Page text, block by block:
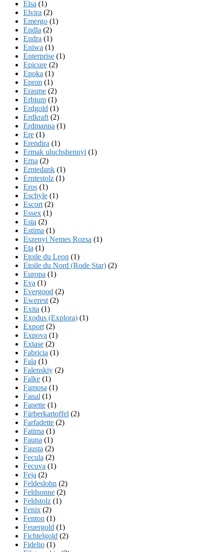
Elsa (1)
Elvira (2)
Emergo (1)
Endla (2)
Endra (1)
Eniwa (1)
Enterprise (1)
Epicure (2)
Epoka (1)
Epron (1)
Erasme (2)
Erbium (1)
Erdgold (1)
Erdkraft (2)
Erdmanna (1)
Ere (1)
Erendira (1)
Ermak uluchshennyi (1)
Erna (2)
Erntedank (1)
Erntestolz (1)
Eros (1)
Eschyle (1)
Escort (2)
Essex (1)
Esta (2)
Estima (1)
Eszenyi Nemes Rozsa (1)
Eta (1)
Etoile du Leon (1)
Etoile du Nord (Rode Star) (2)
Europa (1)
Eva (1)
Evergood (2)
Ewerest (2)
Exita (1)
Exodus (Explora) (1)
Export (2)
Expova (1)
Extase (2)
Fabricia (1)
Fala (1)
Falenskiy (2)
Falke (1)
Famosa (1)
Fanal (1)
Fanette (1)
Färberkartoffel (2)
Farfadette (2)
Fatima (1)
Fauna (1)
Fausta (2)
Fecula (2)
Fecuva (1)
Feja (2)
Feldeslohn (2)
Feldsonne (2)
Feldstolz (1)
Fenix (2)
Fenton (1)
Feuergold (1)
Fichtelgold (2)
Fidelio (1)